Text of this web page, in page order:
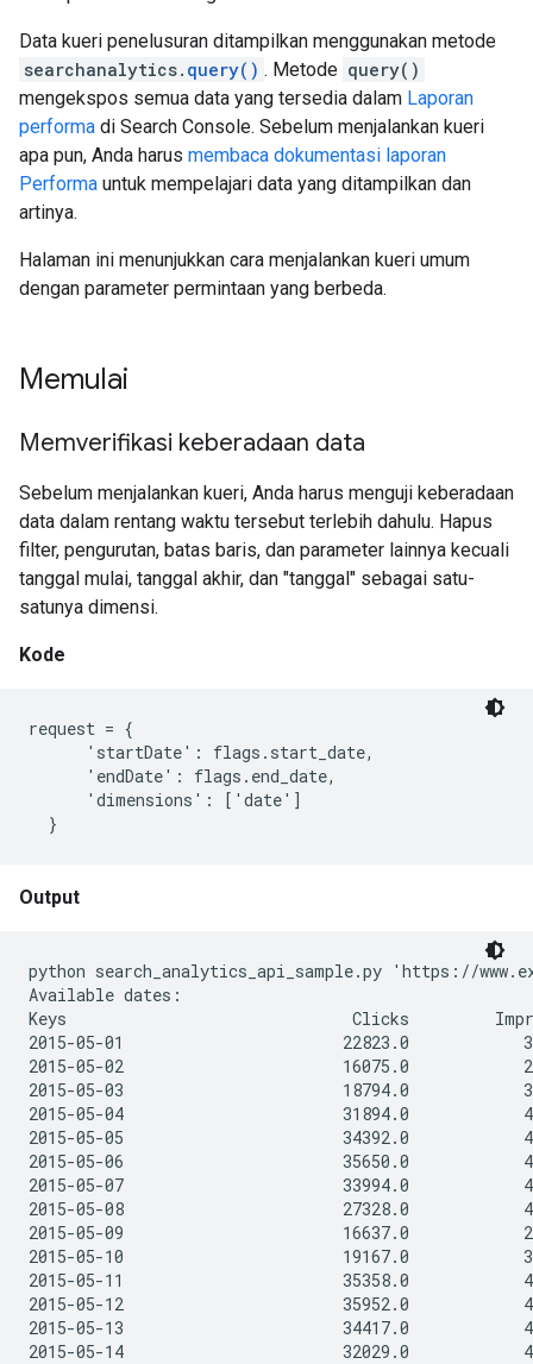
Data kueri penelusuran ditampilkan menggunakan metode
searchanalytics. query() . Metode query()
mengekspos semua data yang tersedia dalam Laporan
performa di Search Console. Sebelum menjalankan kueri
apa pun, Anda harus membaca dokumentasi laporan
Performa untuk mempelajari data yang ditampilkan dan
artinya.
Halaman ini menunjukkan cara menjalankan kueri umum
dengan parameter permintaan yang berbeda.
Memulai
Memverifikasi keberadaan data
Sebelum menjalankan kueri, Anda harus menguji keberadaan
data dalam rentang waktu tersebut terlebih dahulu. Hapus
filter, pengurutan, batas baris, dan parameter lainnya kecuali
tanggal mulai, tanggal akhir, dan "tanggal" sebagai satu-
satunya dimensi.
Kode
request = {
      'startDate': flags.start_date,
      'endDate': flags.end_date,
      'dimensions': ['date']
Output
python search_analytics_api_sample.py 'https://
Available dates:
Keys                              Clicks
2015-05-01                       22823.0
2015-05-02                       16075.0
2015-05-03                       18794.0
2015-05-04                       31894.0
2015-05-05                       34392.0
2015-05-06                       35650.0
2015-05-07                       33994.0
2015-05-08                       27328.0
2015-05-09                       16637.0
2015-05-10                       19167.0
2015-05-11                       35358.0
2015-05-12                       35952.0
2015-05-13                       34417.0
2015-05-14                       32029.0